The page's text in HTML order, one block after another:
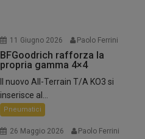
11 Giugno 2026 Paolo Ferrini
BFGoodrich rafforza la
propria gamma 4×4
Il nuovo All-Terrain T/A KO3 si
inserisce al...
Pneumatici
26 Maggio 2026 Paolo Ferrini